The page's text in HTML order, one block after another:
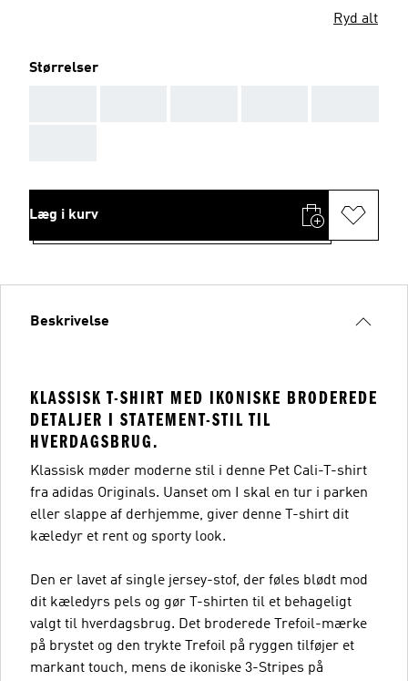
Ryd alt
Størrelser
Læg i kurv
Beskrivelse
KLASSISK T-SHIRT MED IKONISKE BRODEREDE
DETALJER I STATEMENT-STIL TIL
HVERDAGSBRUG.
Klassisk møder moderne stil i denne Pet Cali-T-shirt
fra adidas Originals. Uanset om I skal en tur i parken
eller slappe af derhjemme, giver denne T-shirt dit
kæledyr et rent og sporty look.
Den er lavet af single jersey-stof, der føles blødt mod
dit kæledyrs pels og gør T-shirten til et behageligt
valgt til hverdagsbrug. Det broderede Trefoil-mærke
på brystet og den trykte Trefoil på ryggen tilføjer et
markant touch, mens de ikoniske 3-Stripes på